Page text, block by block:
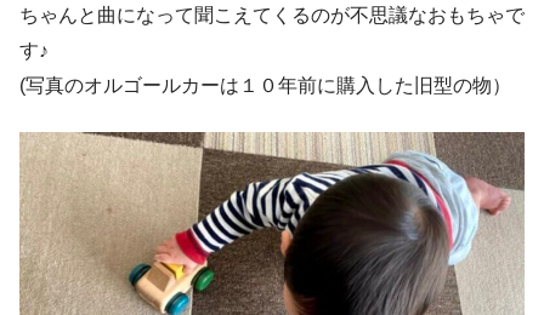
ちゃんと曲になって聞こえてくるのが不思議なおもちゃで
す♪
(写真のオルゴールカーは１０年前に購入した旧型の物）